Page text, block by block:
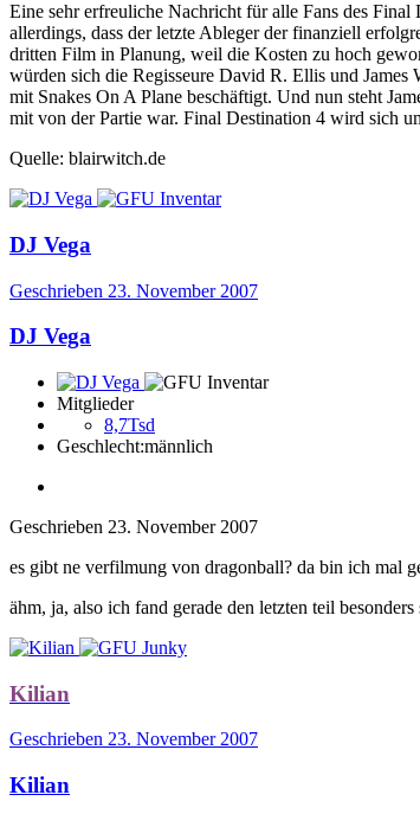
Eine sehr erfreuliche Nachricht für alle Fans des
allerdings, dass der letzte Ableger der finanziell
dritten Film in Planung, weil die Kosten zu hoch
würden sich die Regisseure David R. Ellis und
mit Snakes On A Plane beschäftigt. Und nun steht
mit von der Partie war. Final Destination 4 wird sich
Quelle: blairwitch.de
DJ Vega
Geschrieben 23. November 2007
DJ Vega
Mitglieder
8,7Tsd
Geschlecht:männlich
Geschrieben 23. November 2007
es gibt ne verfilmung von dragonball? da bin ich mal
ähm, ja, also ich fand gerade den letzten teil
Kilian
Geschrieben 23. November 2007
Kilian